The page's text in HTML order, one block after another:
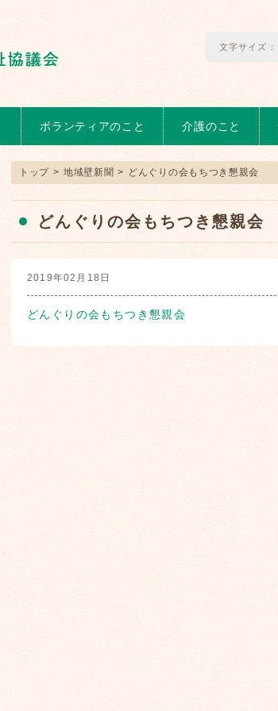
文字サイズ：
ボランティアのこと 介護のこと
トップ > 地域壁新聞 > どんぐりの会もちつき懇親会
どんぐりの会もちつき懇親会
2019年02月18日
どんぐりの会もちつき懇親会